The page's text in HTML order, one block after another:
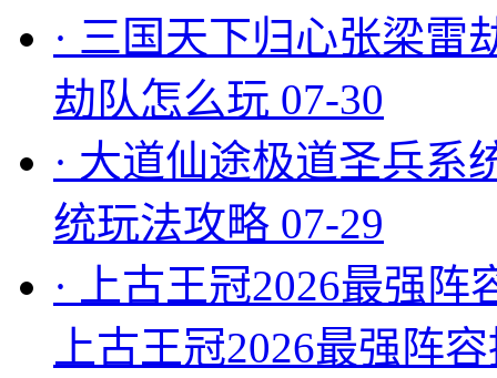
· 三国天下归心张梁雷
劫队怎么玩 07-30
· 大道仙途极道圣兵系
统玩法攻略 07-29
·
上古王冠2026最强
上古王冠2026最强阵